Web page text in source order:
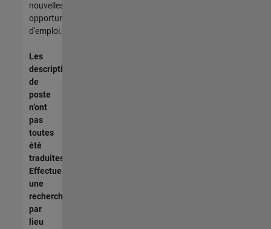
nouvelles
opportunités
d'emploi.
Les
descriptions
de
poste
n’ont
pas
toutes
été
traduites.
Effectuez
une
recherche
par
lieu